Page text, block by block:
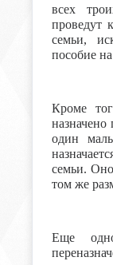
всех
проведут
семьи,
пособие
Кроме
один
семьи.
том же
Еще